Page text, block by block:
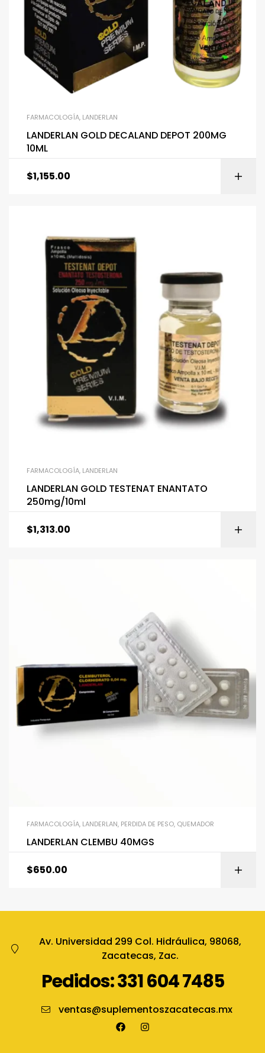
FARMACOLOGÍA, LANDERLAN
LANDERLAN GOLD DECALAND DEPOT 200MG
10ML
$1,155.00
FARMACOLOGÍA, LANDERLAN
LANDERLAN GOLD TESTENAT ENANTATO
250mg/10ml
$1,313.00
FARMACOLOGÍA, LANDERLAN, PERDIDA DE PESO, QUEMADOR
LANDERLAN CLEMBU 40MGS
$650.00
Av. Universidad 299 Col. Hidráulica, 98068,
Zacatecas, Zac.
Pedidos: 331 604 7485
ventas@suplementoszacatecas.mx